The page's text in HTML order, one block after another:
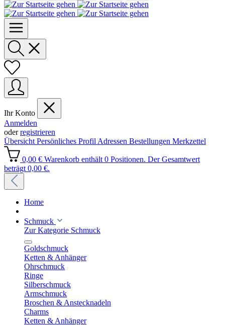
Ihr Konto
Anmelden
oderregistrieren
Übersicht Persönliches Profil Adressen Bestellungen Merkzettel
0,00 € Warenkorb enthält 0 Positionen. Der Gesamtwert
beträgt 0,00 €.
Home
Schmuck
Zur Kategorie Schmuck
Goldschmuck
Ketten & Anhänger
Ohrschmuck
Ringe
Silberschmuck
Armschmuck
Broschen & Anstecknadeln
Charms
Ketten & Anhänger